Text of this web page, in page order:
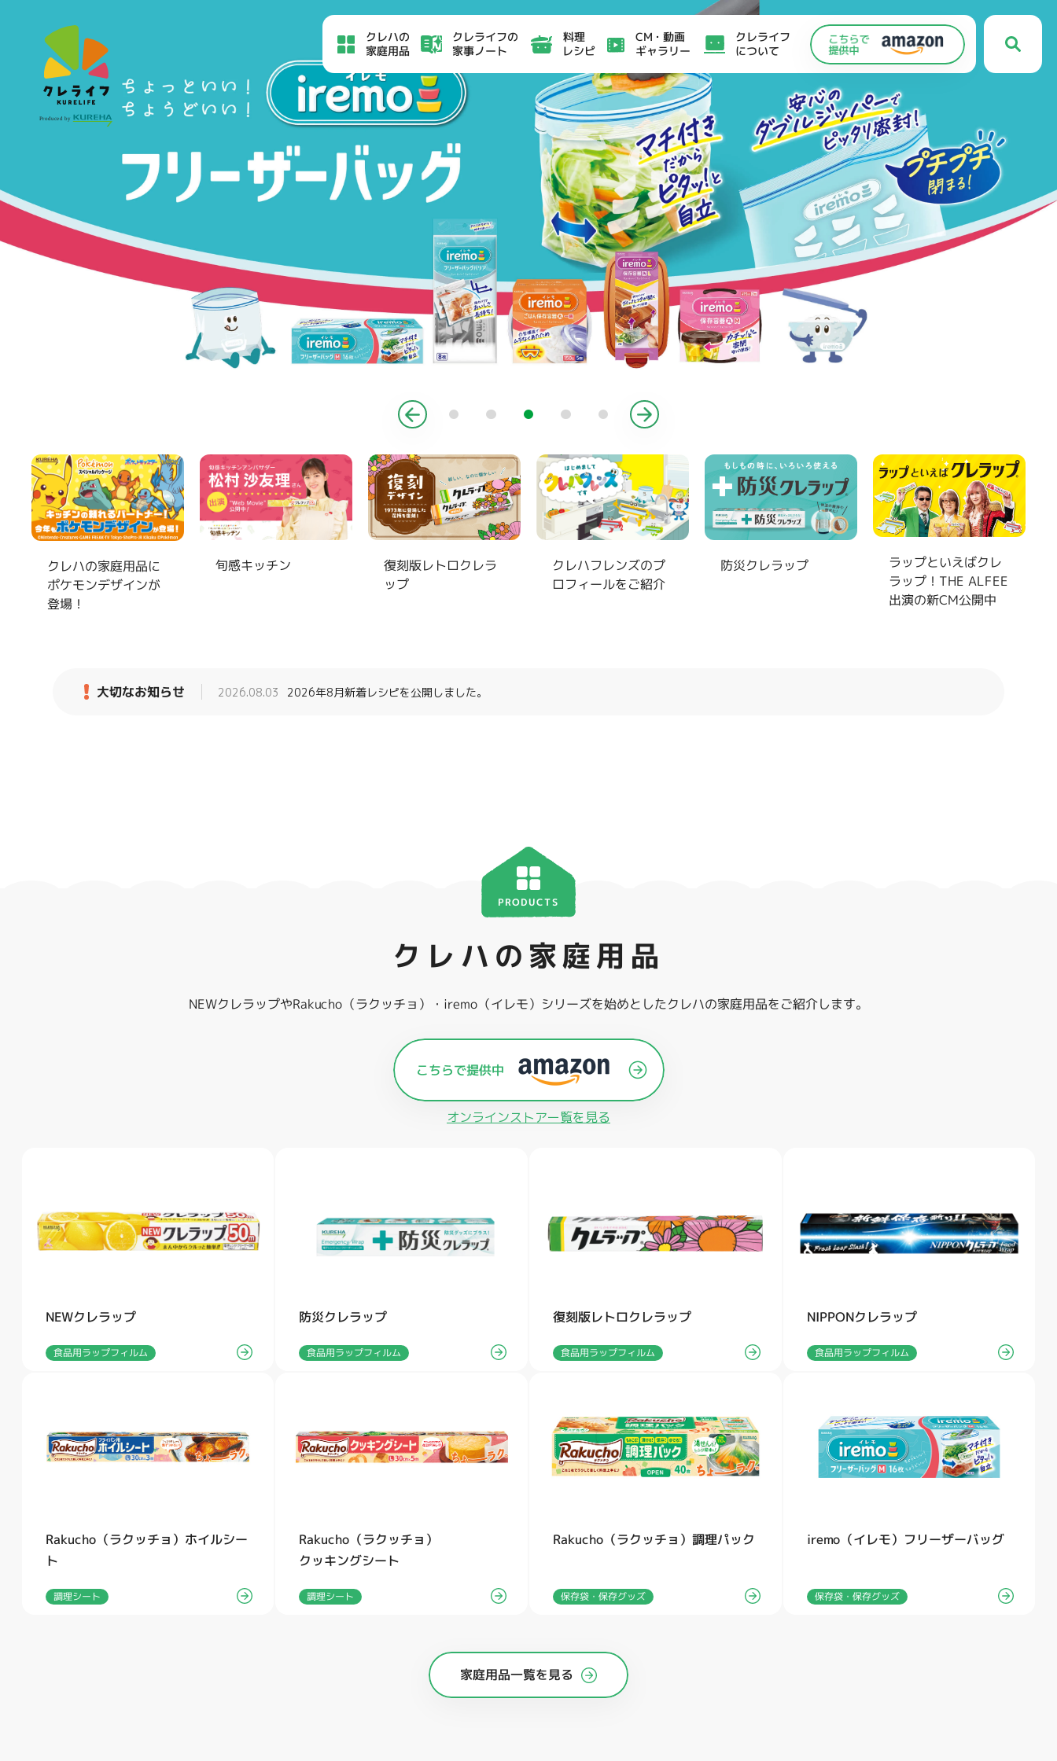
クレハの
家庭用品
クレライフの
家事ノート
料理
レシピ
CM・動画
ギャラリー
クレライフ
について
クレハの家庭用品に
ポケモンデザインが
登場！
旬感キッチン 復刻版レトロクレラ
ップ
クレハフレンズのプ
ロフィールをご紹介
防災クレラップ ラップといえばクレ
ラップ！THE ALFEE
出演の新CM公開中
大切なお知らせ 2026.08.03 2026年8月新着レシピを公開しました。
PRODUCTS
クレハの家庭用品
NEWクレラップやRakucho（ラクッチョ）・iremo（イレモ）シリーズを始めとしたクレハの家庭用品をご紹介します。
オンラインストアー覧を見る
NEWクレラップ
食品用ラップフィルム
防災クレラップ
食品用ラップフィルム
復刻版レトロクレラップ
食品用ラップフィルム
NIPPONクレラップ
食品用ラップフィルム
Rakucho（ラクッチョ）ホイルシー
ト
調理シート
Rakucho（ラクッチョ）
クッキングシート
調理シート
Rakucho（ラクッチョ）調理パック
保存袋・保存グッズ
iremo（イレモ）フリーザーバッグ
保存袋・保存グッズ
家庭用品一覧を見る